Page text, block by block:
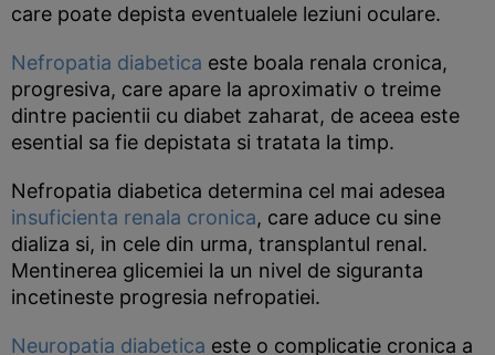
care poate depista eventualele leziuni oculare.
Nefropatia diabetica este boala renala cronica,
progresiva, care apare la aproximativ o treime
dintre pacientii cu diabet zaharat, de aceea este
esential sa fie depistata si tratata la timp.
Nefropatia diabetica determina cel mai adesea
insuficienta renala cronica, care aduce cu sine
dializa si, in cele din urma, transplantul renal.
Mentinerea glicemiei la un nivel de siguranta
incetineste progresia nefropatiei.
Neuropatia diabetica este o complicatie cronica a